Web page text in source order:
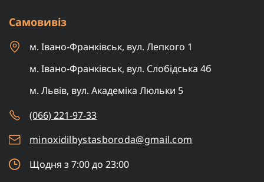
Самовивіз
м. Івано-Франківськ, вул. Лепкого 1
м. Івано-Франківськ, вул. Слобідська 4б
м. Львів, вул. Академіка Люльки 5
(066) 221-97-33
minoxidilbystasboroda@gmail.com
Щодня з 7:00 до 23:00